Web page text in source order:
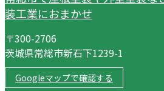
装工業におまかせ
〒300-2706
茨城県常総市新石下1239-1
Googleマップで確認する